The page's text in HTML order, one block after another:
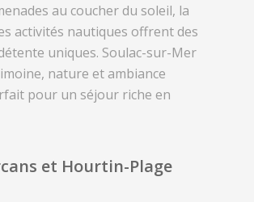
au coucher du soleil, la
activités nautiques offrent des
uniques. Soulac-sur-Mer
nature et ambiance
pour un séjour riche en
et Hourtin-Plage